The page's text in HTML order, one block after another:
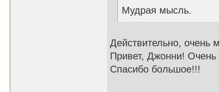
Мудрая мысль.
Действительно, очень
Привет, Джонни! Очень
Спасибо большое!!!